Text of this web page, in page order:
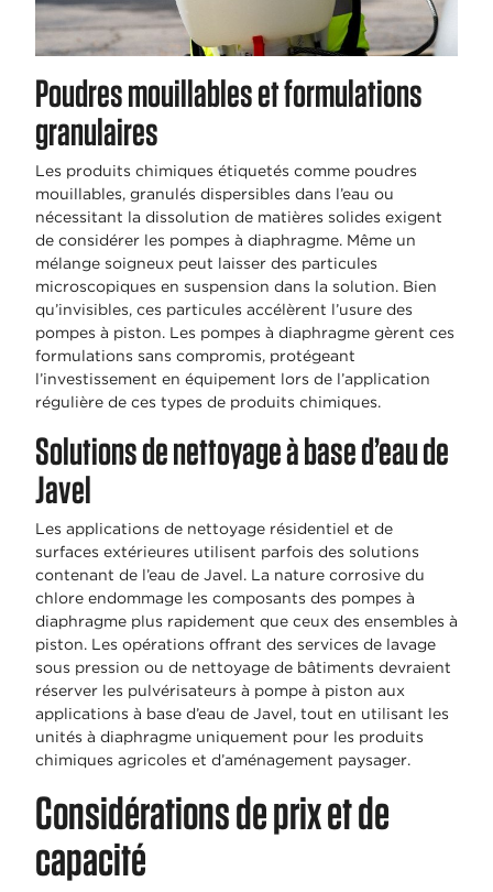
Poudres mouillables et formulations
granulaires
Les produits chimiques étiquetés comme poudres
mouillables, granulés dispersibles dans l’eau ou
nécessitant la dissolution de matières solides exigent
de considérer les pompes à diaphragme. Même un
mélange soigneux peut laisser des particules
microscopiques en suspension dans la solution. Bien
qu’invisibles, ces particules accélèrent l’usure des
pompes à piston. Les pompes à diaphragme gèrent ces
formulations sans compromis, protégeant
l’investissement en équipement lors de l’application
régulière de ces types de produits chimiques.
Solutions de nettoyage à base d’eau de
Javel
Les applications de nettoyage résidentiel et de
surfaces extérieures utilisent parfois des solutions
contenant de l’eau de Javel. La nature corrosive du
chlore endommage les composants des pompes à
diaphragme plus rapidement que ceux des ensembles à
piston. Les opérations offrant des services de lavage
sous pression ou de nettoyage de bâtiments devraient
réserver les pulvérisateurs à pompe à piston aux
applications à base d’eau de Javel, tout en utilisant les
unités à diaphragme uniquement pour les produits
chimiques agricoles et d’aménagement paysager.
Considérations de prix et de
capacité